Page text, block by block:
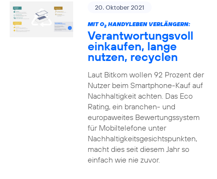
20. Oktober 2021
MIT O2HANDYLEBEN VERLÄNGERN:
Verantwortungsvoll
einkaufen, lange
nutzen, recyclen
Laut Bitkom wollen 92 Prozent der
Nutzer beim Smartphone-Kauf auf
Nachhaltigkeit achten. Das Eco
Rating, ein branchen- und
europaweites Bewertungssystem
für Mobiltelefone unter
Nachhaltigkeitsgesichtspunkten,
macht dies seit diesem Jahr so
einfach wie nie zuvor.